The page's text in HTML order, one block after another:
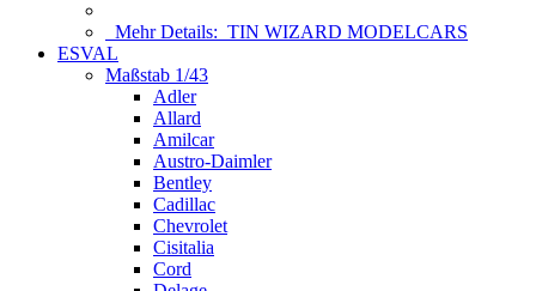
Mehr Details: TIN WIZARD MODELCARS
ESVAL
Maßstab 1/43
Adler
Allard
Amilcar
Austro-Daimler
Bentley
Cadillac
Chevrolet
Cisitalia
Cord